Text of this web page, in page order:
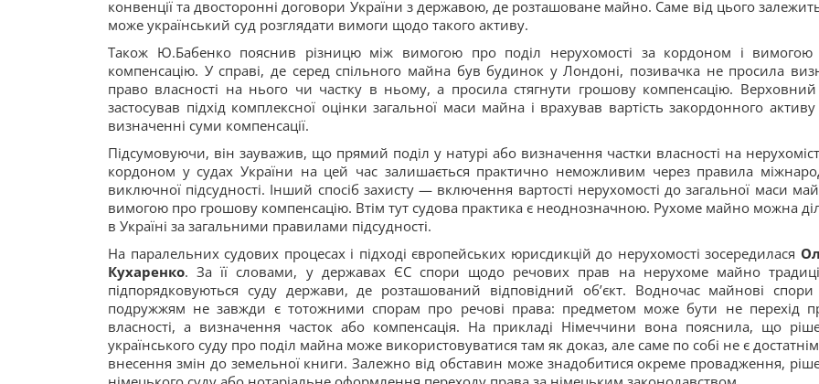
конвенції та двосторонні договори України з державою, де розташоване майно. Саме від цього
може український суд розглядати вимоги щодо такого активу.
Також Ю.Бабенко пояснив різницю між вимогою про поділ нерухомості за кордоном і
компенсацію. У справі, де серед спільного майна був будинок у Лондоні, позивачка не просила
право власності на нього чи частку в ньому, а просила стягнути грошову компенсацію.
застосував підхід комплексної оцінки загальної маси майна і врахував вартість закордонного
визначенні суми компенсації.
Підсумовуючи, він зауважив, що прямий поділ у натурі або визначення частки власності на
кордоном у судах України на цей час залишається практично неможливим через правила
виключної підсудності. Інший спосіб захисту — включення вартості нерухомості до загальної маси
вимогою про грошову компенсацію. Втім тут судова практика є неоднозначною. Рухоме майно можна
в Україні за загальними правилами підсудності.
На паралельних судових процесах і підході європейських юрисдикцій до нерухомості зосередилася
Кухаренко. За її словами, у державах ЄС спори щодо речових прав на нерухоме майно
підпорядковуються суду держави, де розташований відповідний об’єкт. Водночас майнові
подружжям не завжди є тотожними спорам про речові права: предметом може бути не перехід
власності, а визначення часток або компенсація. На прикладі Німеччини вона пояснила, що
українського суду про поділ майна може використовуватися там як доказ, але саме по собі не є
внесення змін до земельної книги. Залежно від обставин може знадобитися окреме провадження,